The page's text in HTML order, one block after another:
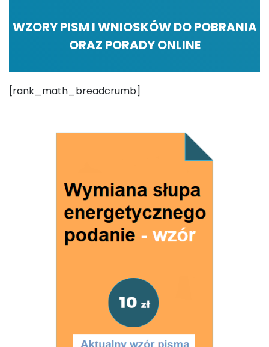
WZORY PISM I WNIOSKÓW DO POBRANIA
ORAZ PORADY ONLINE
[rank_math_breadcrumb]